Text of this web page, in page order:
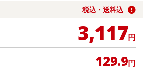
税込・送料込
3,117円
129.9円